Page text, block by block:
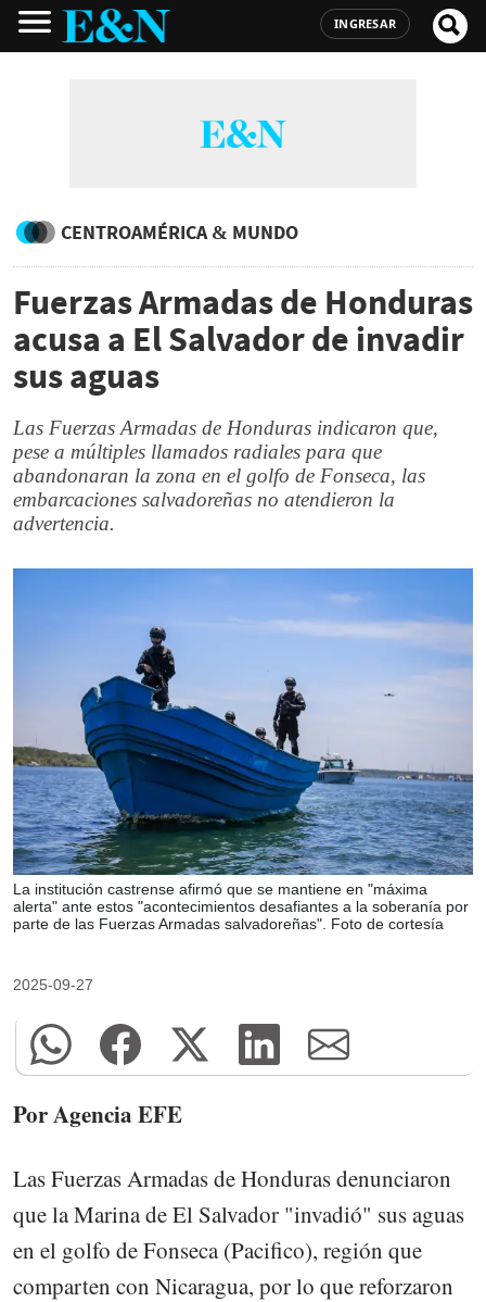
INGRESAR
CENTROAMÉRICA & MUNDO
Fuerzas Armadas de Honduras
acusa a El Salvador de invadir
sus aguas
Las Fuerzas Armadas de Honduras indicaron que,
pese a múltiples llamados radiales para que
abandonaran la zona en el golfo de Fonseca, las
embarcaciones salvadoreñas no atendieron la
advertencia.
La institución castrense afirmó que se mantiene en "máxima
alerta" ante estos "acontecimientos desafiantes a la soberanía por
parte de las Fuerzas Armadas salvadoreñas". Foto de cortesía
2025-09-27
Por Agencia EFE
Las Fuerzas Armadas de Honduras denunciaron
que la Marina de El Salvador "invadió" sus aguas
en el golfo de Fonseca (Pacifico), región que
comparten con Nicaragua, por lo que reforzaron